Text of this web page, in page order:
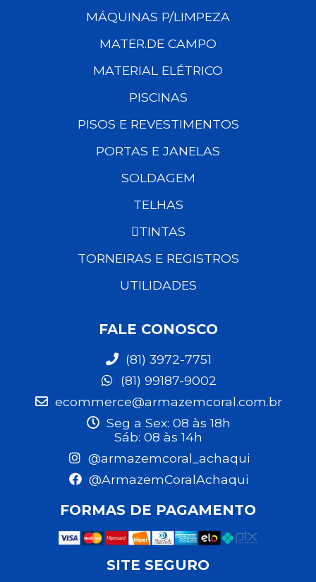
MÁQUINAS P/LIMPEZA
MATER.DE CAMPO
MATERIAL ELÉTRICO
PISCINAS
PISOS E REVESTIMENTOS
PORTAS E JANELAS
SOLDAGEM
TELHAS
TINTAS
TORNEIRAS E REGISTROS
UTILIDADES
FALE CONOSCO
(81) 3972-7751
(81) 99187-9002
ecommerce@armazemcoral.com.br
Seg a Sex: 08 às 18h
Sáb: 08 às 14h
@armazemcoral_achaqui
@ArmazemCoralAchaqui
FORMAS DE PAGAMENTO
SITE SEGURO